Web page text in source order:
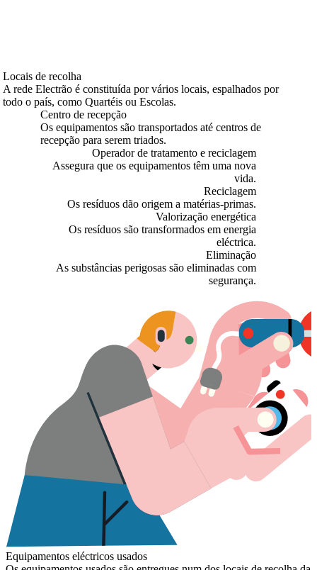
Locais de recolha
A rede Electrão é constituída por vários locais, espalhados por
todo o país, como Quartéis ou Escolas.
Centro de recepção
Os equipamentos são transportados até centros de
recepção para serem triados.
Operador de tratamento e reciclagem
Assegura que os equipamentos têm uma nova
vida.
Reciclagem
Os resíduos dão origem a matérias-primas.
Valorização energética
Os resíduos são transformados em energia
eléctrica.
Eliminação
As substâncias perigosas são eliminadas com
segurança.
Equipamentos eléctricos usados